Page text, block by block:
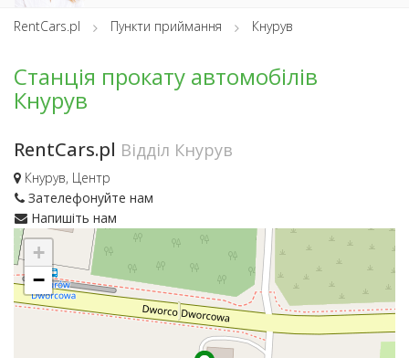
RentCars.pl Пункти приймання Кнурув
Станція прокату автомобілів
Кнурув
RentCars.pl Відділ Кнурув
Кнурув, Центр
Зателефонуйте нам
Напишіть нам
+
−